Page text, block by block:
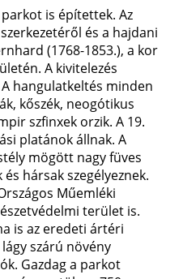
is építettek. Az
és a hajdani
(1768-1853.), a kor
A kivitelezés
hangulatkeltés minden
kőszék, neogótikus
szfinxek orzik. A 19.
platánok állnak. A
mögött nagy füves
hársak szegélyeznek.
Műemléki
terület is.
is az eredeti ártéri
szárú növény
Gazdag a parkot